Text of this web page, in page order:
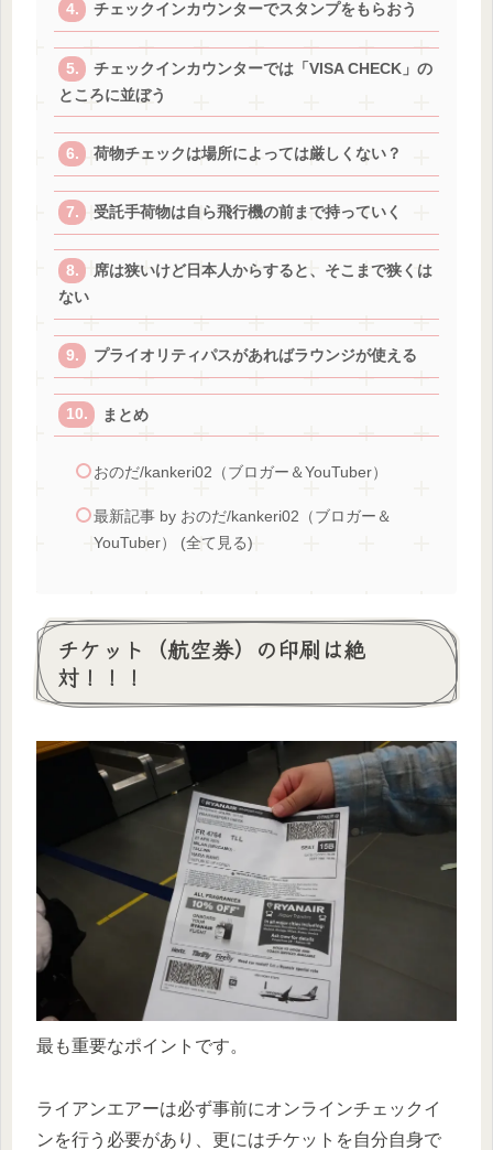
チェックインカウンターでスタンプをもらおう
チェックインカウンターでは「VISA CHECK」の
ところに並ぼう
荷物チェックは場所によっては厳しくない？
受託手荷物は自ら飛行機の前まで持っていく
席は狭いけど日本人からすると、そこまで狭くは
ない
プライオリティパスがあればラウンジが使える
まとめ
おのだ/kankeri02（ブロガー＆YouTuber）
最新記事 by おのだ/kankeri02（ブロガー＆
YouTuber） (全て見る)
チケット（航空券）の印刷は絶
対！！！
最も重要なポイントです。
ライアンエアーは必ず事前にオンラインチェックイ
ンを行う必要があり、更にはチケットを自分自身で